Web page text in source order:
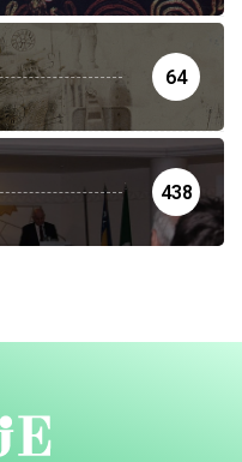
64
438